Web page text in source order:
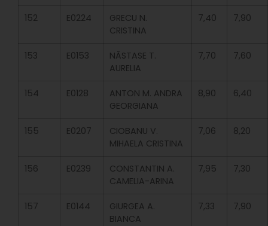
152 E0224
GRECU N.
CRISTINA
7,40 7,90
153 E0153
NĂSTASE T.
AURELIA
7,70 7,60
154 E0128
ANTON M. ANDRA
GEORGIANA
8,90 6,40
155 E0207
CIOBANU V.
MIHAELA CRISTINA
7,06 8,20
156 E0239
CONSTANTIN A.
CAMELIA-ARINA
7,95 7,30
157 E0144
GIURGEA A.
BIANCA
7,33 7,90